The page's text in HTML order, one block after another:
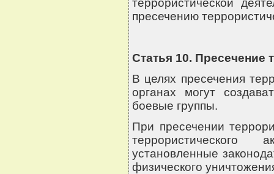
террористической
пресечению
Статья 10. Пресечение
В целях пресечения
органах могут
боевые группы.
При пресечении
установленные
физического